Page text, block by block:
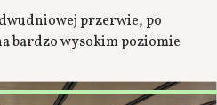
przerwie, po
bardzo wysokim poziomie